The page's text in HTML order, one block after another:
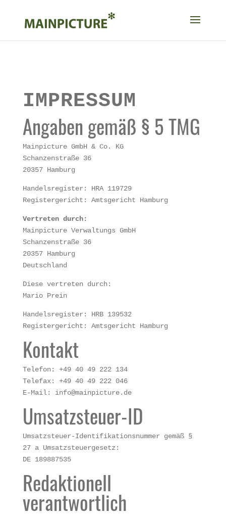
IMPRESSUM
Angaben gemäß § 5 TMG
Mainpicture GmbH & Co. KG
Schanzenstraße 36
20357 Hamburg
Handelsregister: HRA 119729
Registergericht: Amtsgericht Hamburg
Vertreten durch:
Mainpicture Verwaltungs GmbH
Schanzenstraße 36
20357 Hamburg
Deutschland
Diese vertreten durch:
Mario Prein
Handelsregister: HRB 139532
Registergericht: Amtsgericht Hamburg
Kontakt
Telefon: +49 40 49 222 134
Telefax: +49 40 49 222 046
E-Mail: info@mainpicture.de
Umsatzsteuer-ID
Umsatzsteuer-Identifikationsnummer gemäß §
27 a Umsatzsteuergesetz:
DE 189887535
Redaktionell
verantwortlich